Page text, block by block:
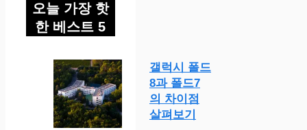
오늘 가장 핫
한 베스트 5
갤럭시 폴드
8과 폴드7
의 차이점
살펴보기